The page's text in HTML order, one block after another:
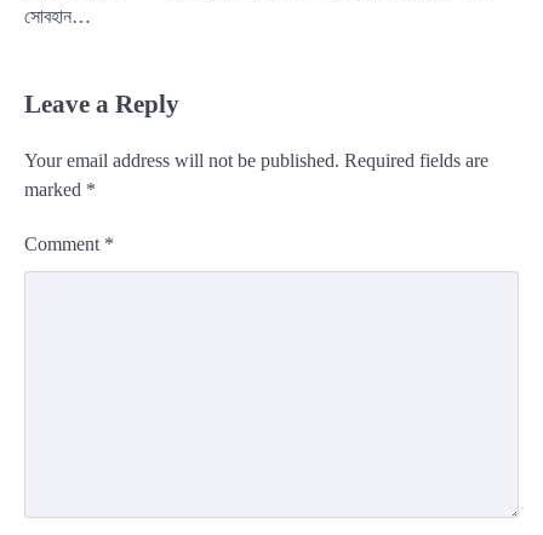
সোবহান…
Leave a Reply
Your email address will not be published. Required fields are
marked *
Comment *